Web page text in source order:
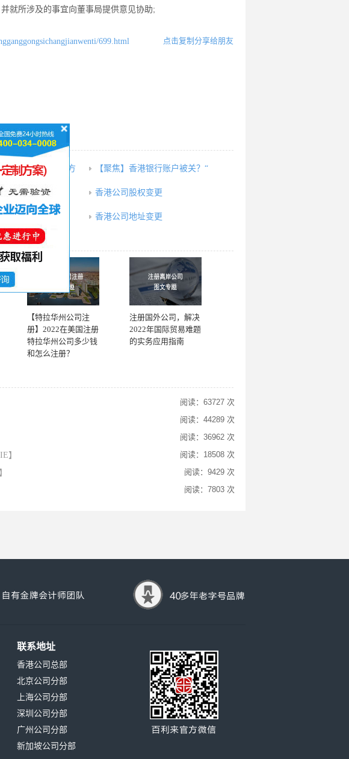
就所涉及的事宜向董事局提供意见协助;
699.html 点击复制分享给朋友
税0申报最新应对方 【聚焦】香港银行账户被关？“
香港公司股权变更
香港公司地址变更
【特拉华州公司注
册】2022在美国注册
特拉华州公司多少钱
和怎么注册？
注册国外公司，解决
2022年国际贸易难题
的实务应用指南
阅读：63727 次
阅读：44289 次
阅读：36962 次
】
阅读：18508 次
阅读：9429 次
阅读：7803 次
联系地址
香港公司总部
北京公司分部
上海公司分部
深圳公司分部
广州公司分部
新加坡公司分部